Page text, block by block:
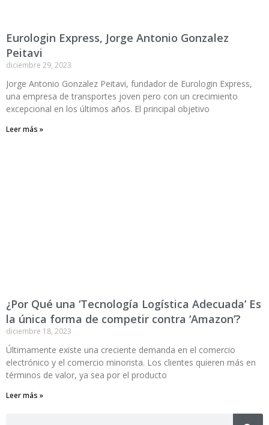
Eurologin Express, Jorge Antonio Gonzalez
Peitavi
diciembre 29, 2023
Jorge Antonio Gonzalez Peitavi, fundador de Eurologin Express,
una empresa de transportes joven pero con un crecimiento
excepcional en los últimos años. El principal objetivo
Leer más »
¿Por Qué una ‘Tecnología Logística Adecuada’ Es
la única forma de competir contra ‘Amazon’?
diciembre 18, 2023
Últimamente existe una creciente demanda en el comercio
electrónico y el comercio minorista. Los clientes quieren más en
términos de valor, ya sea por el producto
Leer más »